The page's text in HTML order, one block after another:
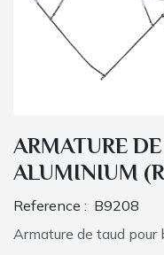
ARMATURE
ALUMINIUM
Reference : B9208
Armature de taud pour